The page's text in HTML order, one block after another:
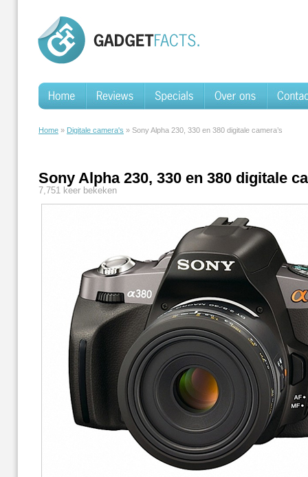
Home » Digitale camera's » Sony Alpha 230, 330 en 380 digitale camera’s
Sony Alpha 230, 330 en 380 digitale
7,751 keer bekeken